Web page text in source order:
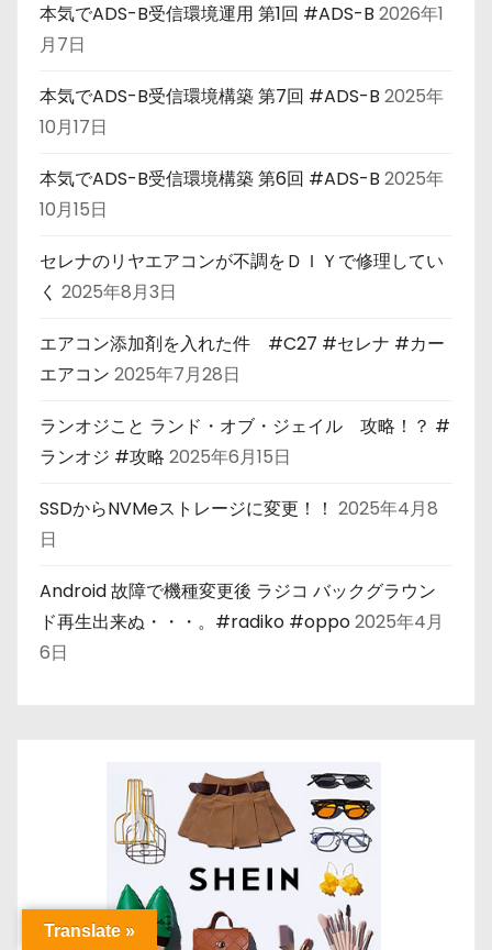
本気でADS-B受信環境運用 第1回 #ADS-B 2026年1
月7日
本気でADS-B受信環境構築 第7回 #ADS-B 2025年
10月17日
本気でADS-B受信環境構築 第6回 #ADS-B 2025年
10月15日
セレナのリヤエアコンが不調をＤＩＹで修理してい
く 2025年8月3日
エアコン添加剤を入れた件 #C27 #セレナ #カー
エアコン 2025年7月28日
ランオジこと ランド・オブ・ジェイル 攻略！？ #
ランオジ #攻略 2025年6月15日
SSDからNVMeストレージに変更！！ 2025年4月8
日
Android 故障で機種変更後 ラジコ バックグラウン
ド再生出来ぬ・・・。#radiko #oppo2025年4月
6日
Translate »